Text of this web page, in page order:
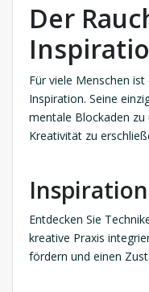
Der
Für viele Menschen
Inspiration. Seine
mentale Blockaden zu
Kreativität zu
Entdecken Sie
kreative Praxis
fördern und einen